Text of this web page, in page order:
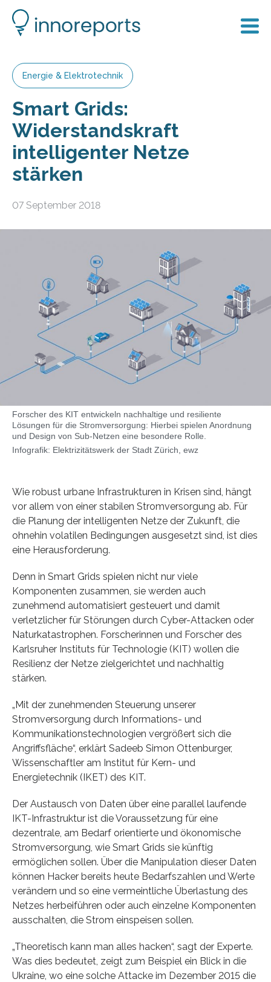
Energie & Elektrotechnik
Smart Grids:
Widerstandskraft
intelligenter Netze
stärken
07 September 2018
Forscher des KIT entwickeln nachhaltige und resiliente
Lösungen für die Stromversorgung: Hierbei spielen Anordnung
und Design von Sub-Netzen eine besondere Rolle.
Infografik: Elektrizitätswerk der Stadt Zürich, ewz
Wie robust urbane Infrastrukturen in Krisen sind, hängt
vor allem von einer stabilen Stromversorgung ab. Für
die Planung der intelligenten Netze der Zukunft, die
ohnehin volatilen Bedingungen ausgesetzt sind, ist dies
eine Herausforderung.
Denn in Smart Grids spielen nicht nur viele
Komponenten zusammen, sie werden auch
zunehmend automatisiert gesteuert und damit
verletzlicher für Störungen durch Cyber-Attacken oder
Naturkatastrophen. Forscherinnen und Forscher des
Karlsruher Instituts für Technologie (KIT) wollen die
Resilienz der Netze zielgerichtet und nachhaltig
stärken.
„Mit der zunehmenden Steuerung unserer
Stromversorgung durch Informations- und
Kommunikationstechnologien vergrößert sich die
Angriffsfläche“, erklärt Sadeeb Simon Ottenburger,
Wissenschaftler am Institut für Kern- und
Energietechnik (IKET) des KIT.
Der Austausch von Daten über eine parallel laufende
IKT-Infrastruktur ist die Voraussetzung für eine
dezentrale, am Bedarf orientierte und ökonomische
Stromversorgung, wie Smart Grids sie künftig
ermöglichen sollen. Über die Manipulation dieser Daten
können Hacker bereits heute Bedarfszahlen und Werte
verändern und so eine vermeintliche Überlastung des
Netzes herbeiführen oder auch einzelne Komponenten
ausschalten, die Strom einspeisen sollen.
„Theoretisch kann man alles hacken“, sagt der Experte.
Was dies bedeutet, zeigt zum Beispiel ein Blick in die
Ukraine, wo eine solche Attacke im Dezember 2015 die